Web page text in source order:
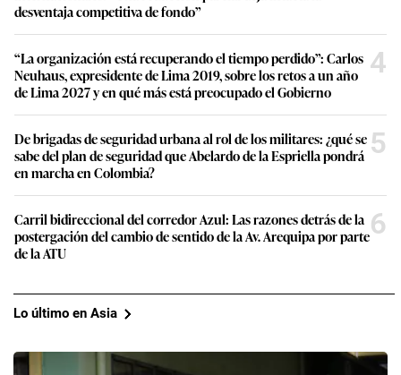
desventaja competitiva de fondo”
“La organización está recuperando el tiempo perdido”: Carlos
Neuhaus, expresidente de Lima 2019, sobre los retos a un año
de Lima 2027 y en qué más está preocupado el Gobierno
4
De brigadas de seguridad urbana al rol de los militares: ¿qué se
sabe del plan de seguridad que Abelardo de la Espriella pondrá
en marcha en Colombia?
5
Carril bidireccional del corredor Azul: Las razones detrás de la
postergación del cambio de sentido de la Av. Arequipa por parte
de la ATU
6
Lo último en Asia